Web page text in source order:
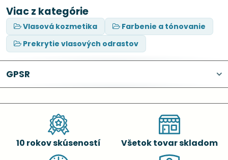
Viac z kategórie
Vlasová kozmetika
Farbenie a tónovanie
Prekrytie vlasových odrastov
GPSR
10 rokov skúseností Všetok tovar skladom